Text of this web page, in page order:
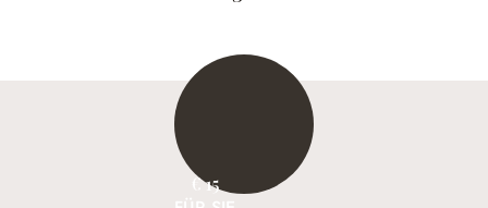
€ 15